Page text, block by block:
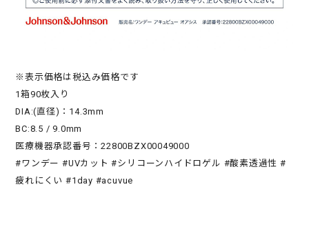
※表示価格は税込み価格です
1箱90枚入り
DIA:(直径)：14.3mm
BC:8.5 / 9.0mm
医療機器承認番号：22800BZX00049000
#ワンデー #UVカット #シリコーンハイドロゲル #酸素透過性 #
疲れにくい #1day #acuvue